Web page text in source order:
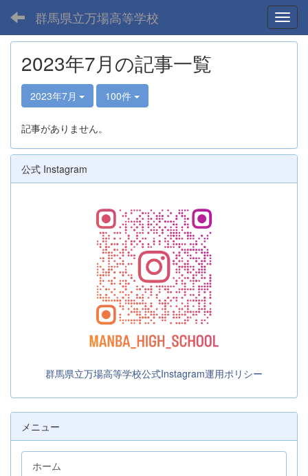
群馬県立万場高等学校
2023年7月の記事一覧
2023年7月 100件
記事がありません。
公式 Instagram
群馬県立万場高等学校公式Instagram運用ポリシー
メニュー
ホーム